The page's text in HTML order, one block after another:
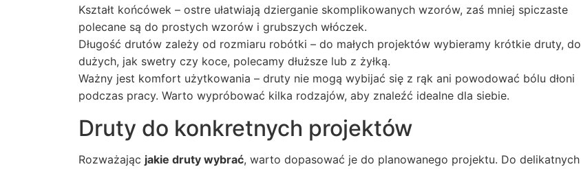
Kształt końcówek – ostre ułatwiają dzierganie skomplikowanych wzorów, zaś mniej spiczaste
polecane są do prostych wzorów i grubszych włóczek.
Długość drutów zależy od rozmiaru robótki – do małych projektów wybieramy krótkie druty, do
dużych, jak swetry czy koce, polecamy dłuższe lub z żyłką.
Ważny jest komfort użytkowania – druty nie mogą wybijać się z rąk ani powodować bólu dłoni
podczas pracy. Warto wypróbować kilka rodzajów, aby znaleźć idealne dla siebie.
Druty do konkretnych projektów
Rozważając jakie druty wybrać, warto dopasować je do planowanego projektu. Do delikatnych